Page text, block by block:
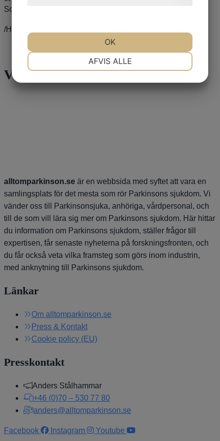
Som patient får man stå för kostnaden själv.
/Håkan Widner
Våra sponsorer
alltomparkinson.se är en webbsida med syftet att vara en
samlingsplats för det mesta som rör Parkinsons sjukdom. Vi
vänder oss till Parkinsonsjuka, anhöriga, vårdpersonal, och
till de som vill lära sig mer om Parkinsons sjukdom. Här hittar
du information om Parkinsons sjukdom, ställer frågor till
expertisen, får senaste nyheterna på forskningsfronten, och
du får också veta vilka framsteg som görs inom industrin,
med anknytning till Parkinsons sjukdom.
Länkar
Om alltomparkinson.se
Press & Kontakt
Cookie policy (EU)
Presskontakt
Anders Stålhammar
+46 (0)70 – 530 77 80
anders@alltomparkinson.se
Facebook Instagram Youtube
AFVIS ALLE
OK